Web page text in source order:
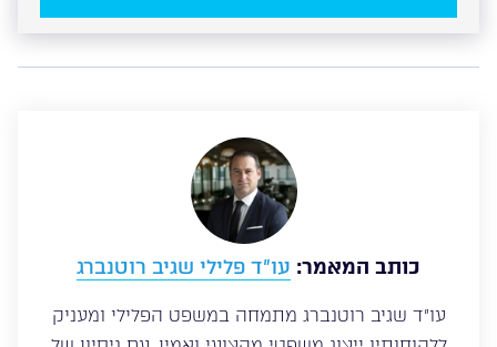
כותב המאמר: עו”ד פלילי שגיב רוטנברג
עו”ד שגיב רוטנברג מתמחה במשפט הפלילי ומעניק